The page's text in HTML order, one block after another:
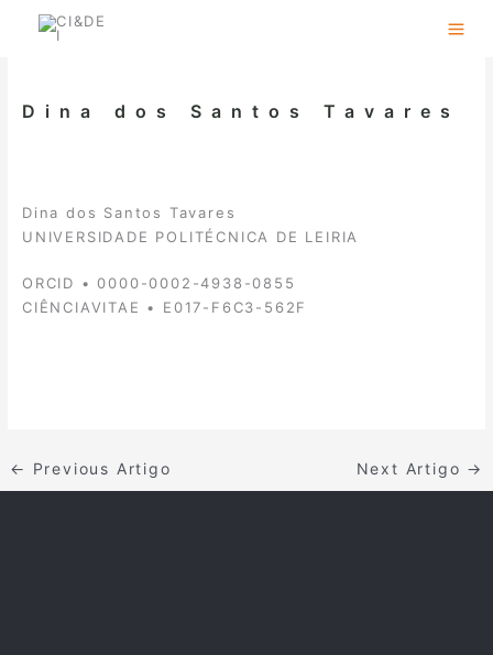
Dina dos Santos Tavares
Dina dos Santos Tavares
UNIVERSIDADE POLITÉCNICA DE LEIRIA
ORCID • 0000-0002-4938-0855
CIÊNCIAVITAE • E017-F6C3-562F
← Previous Artigo Next Artigo →